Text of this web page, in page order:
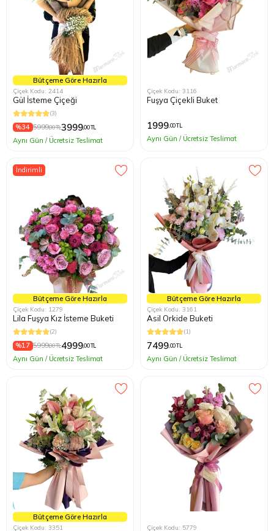
Bütçeme Göre Hazırla
Çiçek Kodu: 2414
Gül İsteme Çiçeği
(3)
%34 5999,00 TL3999,00 TL
Aynı Gün / Ücretsiz Teslimat
Çiçek Kodu: 3116
Fuşya Çiçekli Buket
1999,00 TL
Aynı Gün / Ücretsiz Teslimat
İndirimli
Bütçeme Göre Hazırla
Çiçek Kodu: 1279
Lila Fuşya Kız İsteme Buketi
(2)
%17 5999,00 TL4999,00 TL
Aynı Gün / Ücretsiz Teslimat
Bütçeme Göre Hazırla
Çiçek Kodu: 3161
Asil Orkide Buketi
(1)
7499,00 TL
Aynı Gün / Ücretsiz Teslimat
Bütçeme Göre Hazırla
Çiçek Kodu: 3351 Çiçek Kodu: 5779